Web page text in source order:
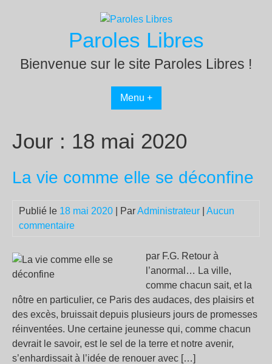
Paroles Libres
Bienvenue sur le site Paroles Libres !
Menu +
Jour : 18 mai 2020
La vie comme elle se déconfine
Publié le 18 mai 2020 | ParAdministrateur
Aucun
commentaire
par F.G. Retour à
l’anormal… La ville,
comme chacun sait, et la
nôtre en particulier, ce Paris des audaces, des plaisirs et
des excès, bruissait depuis plusieurs jours de promesses
réinventées. Une certaine jeunesse qui, comme chacun
devrait le savoir, est le sel de la terre et notre avenir,
s’enhardissait à l’idée de renouer avec […]